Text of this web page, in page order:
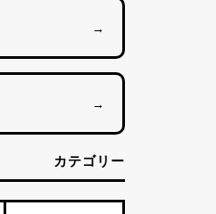
→
→
カテゴリー